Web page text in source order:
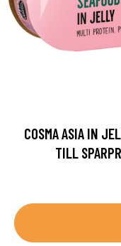
COSMA ASIA IN
TILL